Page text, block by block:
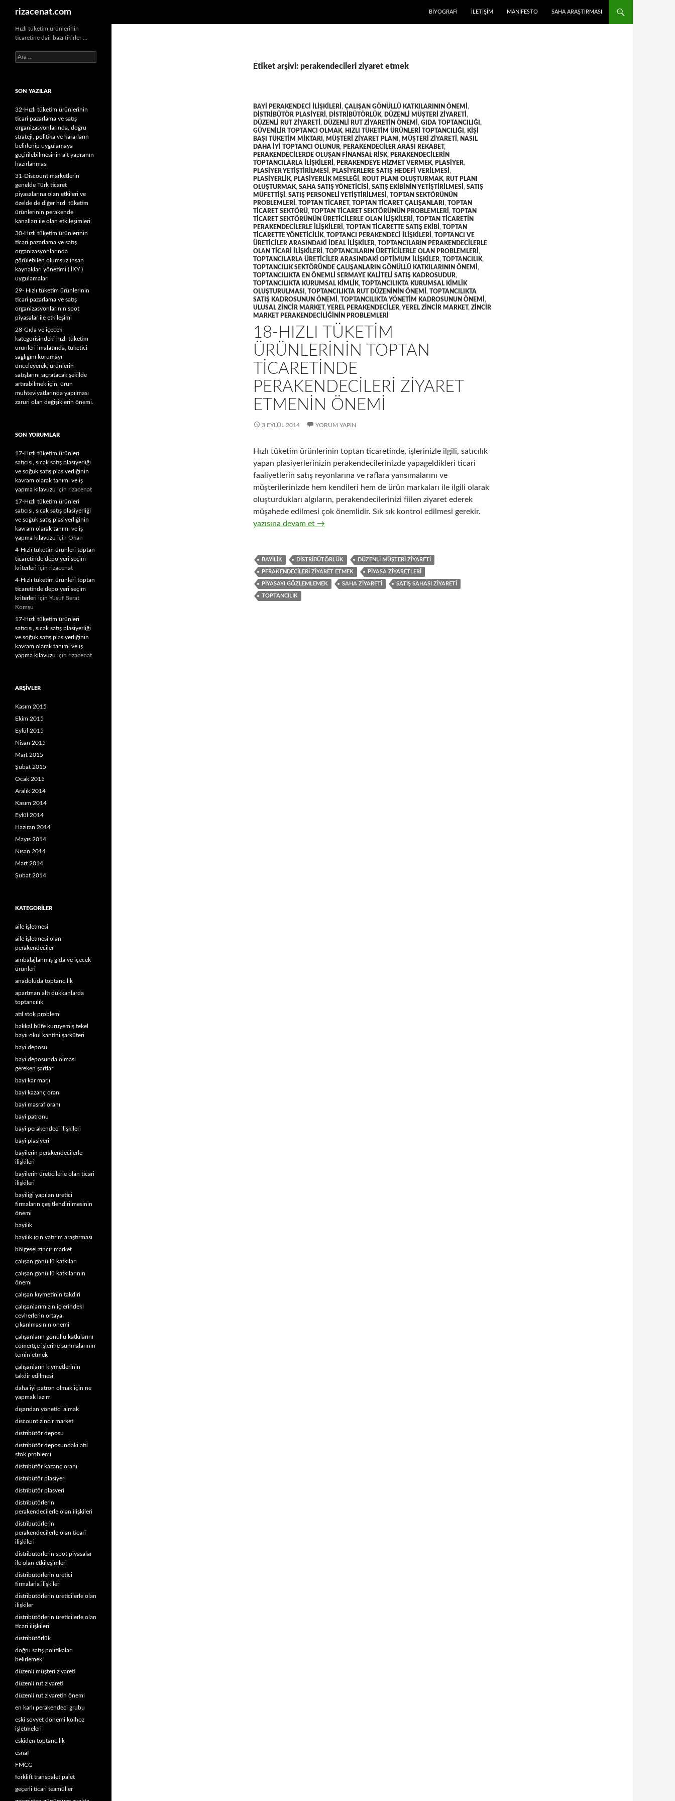
rizacenat.com
BIYOGRAFI
İLETIŞIM MANIFESTO SAHA ARAŞTIRMASI
Etiket arşivi: perakendecileri ziyaret etmek
BAYI PERAKENDECI ILIŞKILERI , ÇALIŞAN GÖNÜLLÜ KATKILARININ ÖNEMI ,
DISTRIBÜTÖR PLASIYERI , DISTRIBÜTÖRLÜK, DÜZENLI MÜŞTERI ZIYARETI ,
DÜZENLI RUT ZIYARETI , DÜZENLI RUT ZIYARETIN ÖNEMI , GIDA TOPTANCILIĞI ,
GÜVENILIR TOPTANCI OLMAK, HIZLI TÜKETIM ÜRÜNLERI TOPTANCILIĞI , KIŞI
BAŞI TÜKETIM MIKTARI , MÜŞTERI ZIYARET PLANI , MÜŞTERI ZIYARETI , NASIL
DAHA IYI TOPTANCI OLUNUR, PERAKENDECILER ARASI REKABET,
PERAKENDECILERDE OLUŞAN FINANSAL RISK, PERAKENDECILERIN
TOPTANCILARLA ILIŞKILERI , PERAKENDEYE HIZMET VERMEK, PLASIYER,
PLASIYER YETIŞTIRILMESI , PLASIYERLERE SATIŞ HEDEFI VERILMESI ,
PLASIYERLIK, PLASIYERLIK MESLEĞI , ROUT PLANI OLUŞTURMAK, RUT PLANI
OLUŞTURMAK, SAHA SATIŞ YÖNETICISI , SATIŞ EKIBININ YETIŞTIRILMESI , SATIŞ
MÜFETTIŞI , SATIŞ PERSONELI YETIŞTIRILMESI , TOPTAN SEKTÖRÜNÜN
PROBLEMLERI , TOPTAN TICARET, TOPTAN TICARET ÇALIŞANLARI , TOPTAN
TICARET SEKTÖRÜ, TOPTAN TICARET SEKTÖRÜNÜN PROBLEMLERI , TOPTAN
TICARET SEKTÖRÜNÜN ÜRETICILERLE OLAN ILIŞKILERI , TOPTAN TICARETIN
PERAKENDECILERLE ILIŞKILERI , TOPTAN TICARETTE SATIŞ EKIBI , TOPTAN
TICARETTE YÖNETICILIK, TOPTANCI PERAKENDECI ILIŞKILERI , TOPTANCI VE
ÜRETICILER ARASINDAKI IDEAL ILIŞKILER, TOPTANCILARIN PERAKENDECILERLE
OLAN TICARI ILIŞKILERI , TOPTANCILARIN ÜRETICILERLE OLAN PROBLEMLERI ,
TOPTANCILARLA ÜRETICILER ARASINDAKI OPTIMUM ILIŞKILER, TOPTANCILIK,
TOPTANCILIK SEKTÖRÜNDE ÇALIŞANLARIN GÖNÜLLÜ KATKILARININ ÖNEMI ,
TOPTANCILIKTA EN ÖNEMLI SERMAYE KALITELI SATIŞ KADROSUDUR,
TOPTANCILIKTA KURUMSAL KIMLIK, TOPTANCILIKTA KURUMSAL KIMLIK
OLUŞTURULMASI , TOPTANCILIKTA RUT DÜZENININ ÖNEMI , TOPTANCILIKTA
SATIŞ KADROSUNUN ÖNEMI , TOPTANCILIKTA YÖNETIM KADROSUNUN ÖNEMI ,
ULUSAL ZINCIR MARKET,YEREL PERAKENDECILER,YEREL ZINCIR MARKET, ZINCIR
MARKET PERAKENDECILIĞININ PROBLEMLERI
18-HIZLI TÜKETIM
ÜRÜNLERININ TOPTAN
TICARETINDE
PERAKENDECILERI ZIYARET
ETMENIN ÖNEMI
3 EYLÜL 2014 YORUM YAPIN
Hızlı tüketim ürünlerinin toptan ticaretinde, işlerinizle ilgili, satıcılık
yapan plasiyerlerinizin perakendecilerinizde yapageldikleri ticari
faaliyetlerin satış reyonlarına ve raflara yansımalarını ve
müşterilerinizde hem kendileri hem de ürün markaları ile ilgili olarak
oluşturdukları algıların, perakendecilerinizi fiilen ziyaret ederek
müşahede edilmesi çok önemlidir. Sık sık kontrol edilmesi gerekir.
18-Hızlı tüketim ürünlerinin toptan ticaretinde perakendecileri ziyaret etmenin önemi
yazısına devam et →
BAYILIK DISTRIBÜTÖRLÜK DÜZENLI MÜŞTERI ZIYARETI
PERAKENDECILERI ZIYARET ETMEK PIYASA ZIYARETLERI
PIYASAYI GÖZLEMLEMEK SAHA ZIYARETI SATIŞ SAHASI ZIYARETI
TOPTANCILIK
Hızlı tüketim ürünlerinin
ticaretine dair bazı fikirler …
A
r
a
SON YAZILAR
32-Hızlı tüketim ürünlerinin
ticari pazarlama ve satış
organizasyonlarında, doğru
strateji, politika ve kararların
belirlenip uygulamaya
geçirilebilmesinin alt yapısının
hazırlanması
31-Discount marketlerin
genelde Türk ticaret
piyasalarına olan etkileri ve
özelde de diğer hızlı tüketim
ürünlerinin perakende
kanalları ile olan etkileşimleri.
30-Hızlı tüketim ürünlerinin
ticari pazarlama ve satış
organizasyonlarında
görülebilen olumsuz insan
kaynakları yönetimi ( İKY )
uygulamaları
29- Hızlı tüketim ürünlerinin
ticari pazarlama ve satış
organizasyonlarının spot
piyasalar ile etkileşimi
28-Gıda ve içecek
kategorisindeki hızlı tüketim
ürünleri imalatında, tüketici
sağlığını korumayı
önceleyerek, ürünlerin
satışlarını sıçratacak şekilde
artırabilmek için, ürün
muhteviyatlarında yapılması
zaruri olan değişiklerin önemi.
SON YORUMLAR
17-Hızlı tüketim ürünleri
satıcısı, sıcak satış plasiyerliği
ve soğuk satış plasiyerliğinin
kavram olarak tanımı ve iş
yapma kılavuzu için rizacenat
17-Hızlı tüketim ürünleri
satıcısı, sıcak satış plasiyerliği
ve soğuk satış plasiyerliğinin
kavram olarak tanımı ve iş
yapma kılavuzu için Okan
4-Hızlı tüketim ürünleri toptan
ticaretinde depo yeri seçim
kriterleri için rizacenat
4-Hızlı tüketim ürünleri toptan
ticaretinde depo yeri seçim
kriterleri için Yusuf Berat
Komşu
17-Hızlı tüketim ürünleri
satıcısı, sıcak satış plasiyerliği
ve soğuk satış plasiyerliğinin
kavram olarak tanımı ve iş
yapma kılavuzu için rizacenat
ARŞIVLER
Kasım 2015
Ekim 2015
Eylül 2015
Nisan 2015
Mart 2015
Şubat 2015
Ocak 2015
Aralık 2014
Kasım 2014
Eylül 2014
Haziran 2014
Mayıs 2014
Nisan 2014
Mart 2014
Şubat 2014
KATEGORILER
aile işletmesi
aile işletmesi olan
perakendeciler
ambalajlanmış gıda ve içecek
ürünleri
anadoluda toptancılık
apartman altı dükkanlarda
toptancılık
atıl stok problemi
bakkal büfe kuruyemiş tekel
bayii okul kantini şarküteri
bayi deposu
bayi deposunda olması
gereken şartlar
bayi kar marjı
bayi kazanç oranı
bayi masraf oranı
bayi patronu
bayi perakendeci ilişkileri
bayi plasiyeri
bayilerin perakendecilerle
ilişkileri
bayilerin üreticilerle olan ticari
ilişkileri
bayiliği yapılan üretici
firmaların çeşitlendirilmesinin
önemi
bayilik
bayilik için yatırım araştırması
bölgesel zincir market
çalışan gönüllü katkıları
çalışan gönüllü katkılarının
önemi
çalışan kıymetinin takdiri
çalışanlarımızın içlerindeki
cevherlerin ortaya
çıkarılmasının önemi
çalışanların gönüllü katkılarını
cömertçe işlerine sunmalarının
temin etmek
çalışanların kıymetlerinin
takdir edilmesi
daha iyi patron olmak için ne
yapmak lazım
dışarıdan yönetici almak
discount zincir market
distribütör deposu
distribütör deposundaki atıl
stok problemi
distribütör kazanç oranı
distribütör plasiyeri
distribütör plasyeri
distribütörlerin
perakendecilerle olan ilişkileri
distribütörlerin
perakendecilerle olan ticari
ilişkileri
distribütörlerin spot piyasalar
ile olan etkileşimleri
distribütörlerin üretici
firmalarla ilişkileri
distribütörlerin üreticilerle olan
ilişkiler
distribütörlerin üreticilerle olan
ticari ilişkileri
distribütörlük
doğru satış politikaları
belirlemek
düzenli müşteri ziyareti
düzenli rut ziyareti
düzenli rut ziyaretin önemi
en karlı perakendeci grubu
eski sovyet dönemi kolhoz
işletmeleri
eskiden toptancılık
esnaf
FMCG
forklift transpalet palet
geçerli ticari teamüller